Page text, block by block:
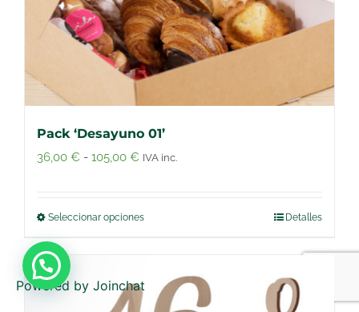
Pack ‘Desayuno 01’
36,00 € - 105,00 € Rango
desde
105,00 €
IVA inc.
Seleccionar opcionesEste
múltiples
Detalles
Powered by Joinchat